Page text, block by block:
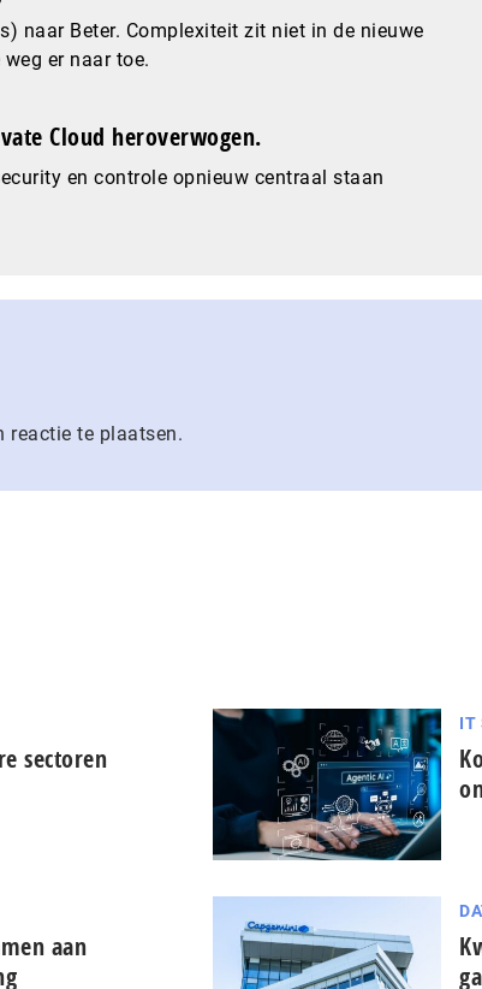
naar Beter. Complexiteit zit niet in de nieuwe
er naar toe.
Cloud heroverwogen.
en controle opnieuw centraal staan
reactie te plaatsen.
sectoren
IT
aan